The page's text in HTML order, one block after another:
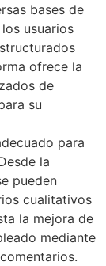
bases de
usuarios
ofrece la
de
su
para
la
pueden
cualitativos
la mejora de
mediante